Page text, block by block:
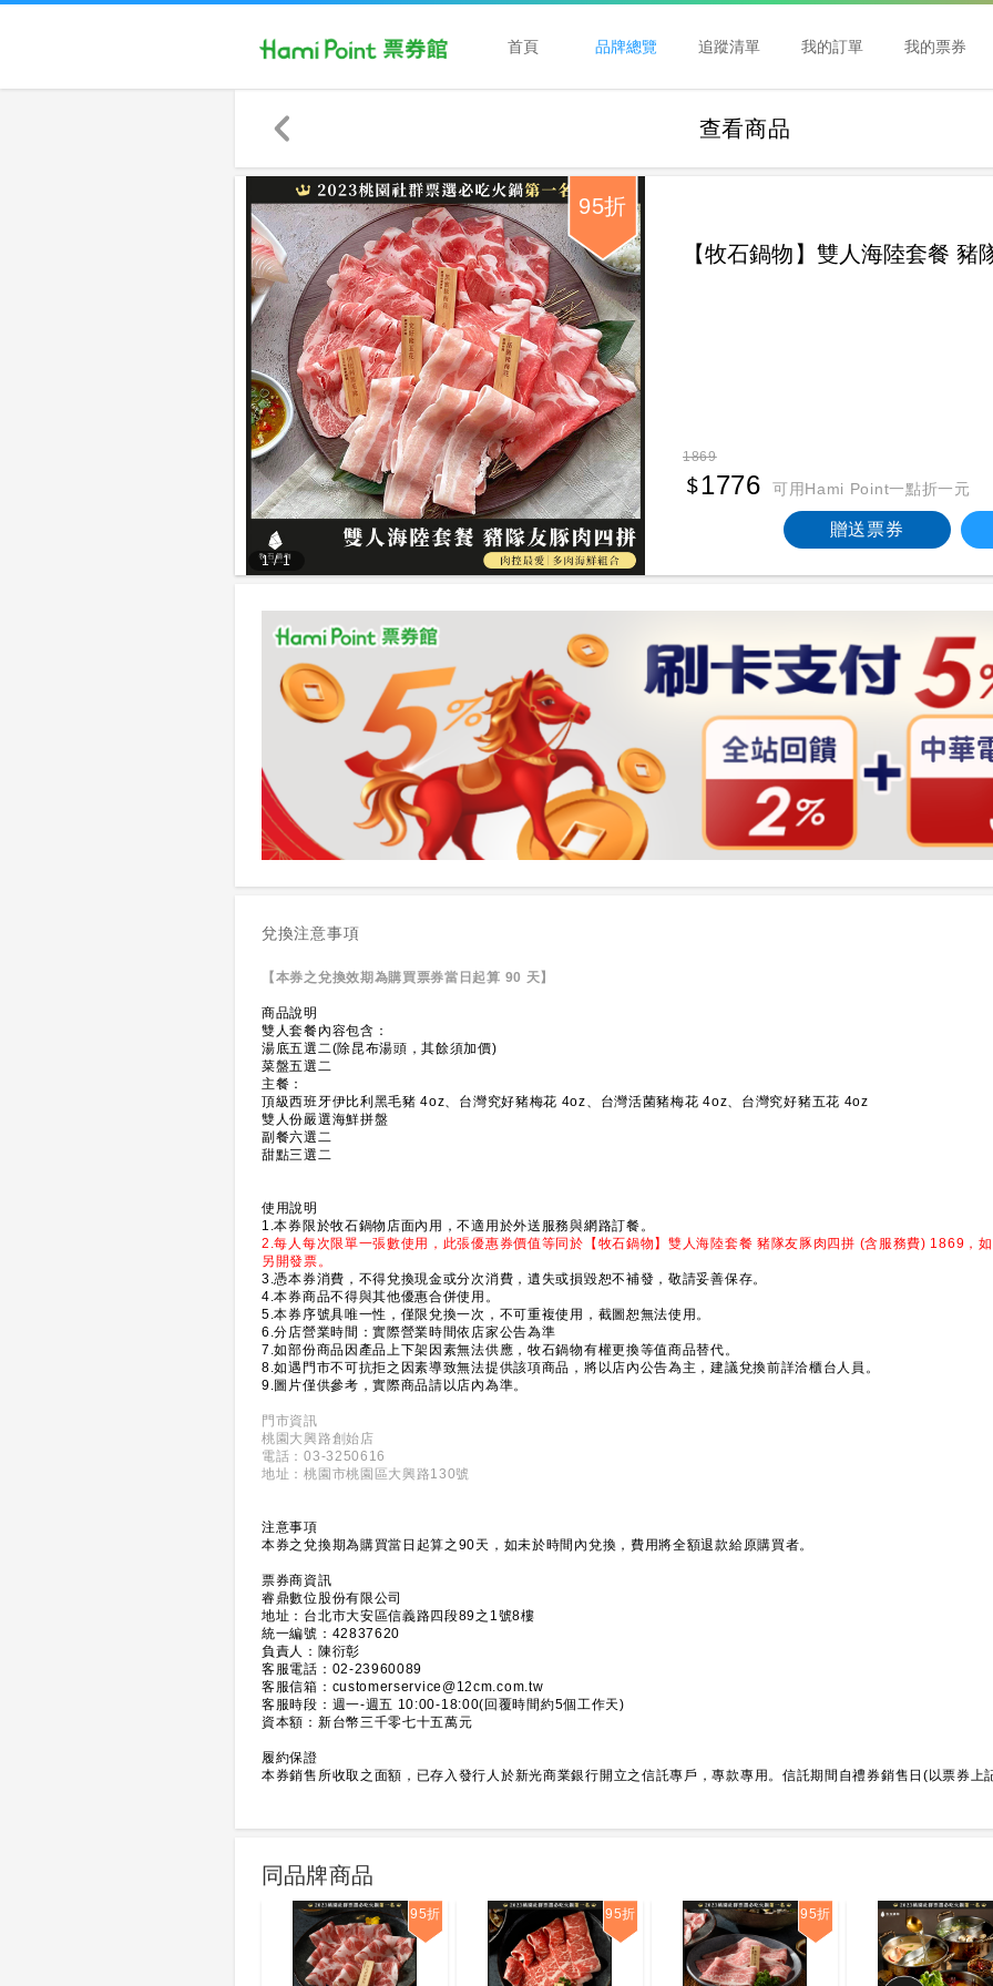
首頁 品牌總覽 追蹤清單 我的訂單 我的票券
查看商品
1/1
95折
【牧石鍋物】雙人海陸套餐
1869
1776 可用Hami Point一點折一元
贈送票券
兌換注意事項
【本券之兌換效期為購買票券當日起算 90 天】
商品說明
雙人套餐內容包含：
湯底五選二(除昆布湯頭，其餘須加價)
菜盤五選二
主餐：
頂級西班牙伊比利黑毛豬 4oz、台灣究好豬梅花 4oz、台灣活菌豬梅花 4oz、台灣究好豬五花 4oz
雙人份嚴選海鮮拼盤
副餐六選二
甜點三選二
使用說明
1.本券限於牧石鍋物店面內用，不適用於外送服務與網路訂餐。
2.每人每次限單一張數使用，此張優惠券價值等同於【牧石鍋物】雙人海陸套餐 豬隊友豚肉四拼 (含服務費) 1869，
另開發票。
3.憑本券消費，不得兌換現金或分次消費，遺失或損毀恕不補發，敬請妥善保存。
4.本券商品不得與其他優惠合併使用。
5.本券序號具唯一性，僅限兌換一次，不可重複使用，截圖恕無法使用。
6.分店營業時間：實際營業時間依店家公告為準
7.如部份商品因產品上下架因素無法供應，牧石鍋物有權更換等值商品替代。
8.如遇門市不可抗拒之因素導致無法提供該項商品，將以店內公告為主，建議兌換前詳洽櫃台人員。
9.圖片僅供參考，實際商品請以店內為準。
門市資訊
桃園大興路創始店
電話：03-3250616
地址：桃園市桃園區大興路130號
注意事項
本券之兌換期為購買當日起算之90天，如未於時間內兌換，費用將全額退款給原購買者。
票券商資訊
睿鼎數位股份有限公司
地址：台北市大安區信義路四段89之1號8樓
統一編號：42837620
負責人：陳衍彰
客服電話：02-23960089
客服信箱：customerservice@12cm.com.tw
客服時段：週一-週五 10:00-18:00(回覆時間約5個工作天)
資本額：新台幣三千零七十五萬元
履約保證
本券銷售所收取之面額，已存入發行人於新光商業銀行開立之信託專戶，專款專用。信託期間自禮券銷售日(以票券上
同品牌商品
95折 95折 95折